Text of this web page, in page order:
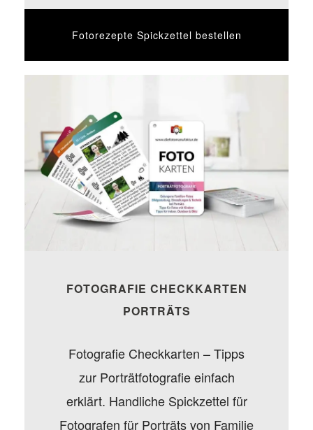
Fotorezepte Spickzettel bestellen
FOTOGRAFIE CHECKKARTEN
PORTRÄTS
Fotografie Checkkarten – Tipps
zur Porträtfotografie einfach
erklärt. Handliche Spickzettel für
Fotografen für Porträts von Familie